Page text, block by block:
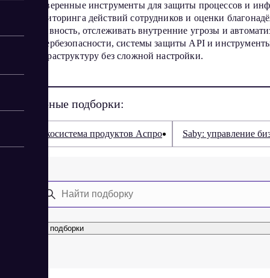
проверенные инструменты для защиты процессов и
мониторинга действий сотрудников и оценки
активность, отслеживать внутренние угрозы и
кибербезопасности, системы защиты API и
инфраструктуру без сложной настройки.
Популярные подборки:
Экосистема продуктов Аспро Saby: управление
Все подборки